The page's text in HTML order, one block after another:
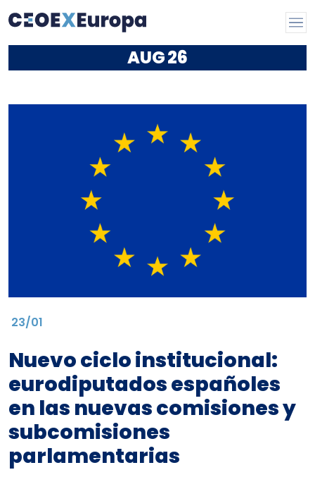
AUG26
23/01
Nuevo ciclo institucional:
eurodiputados españoles
en las nuevas comisiones y
subcomisiones
parlamentarias